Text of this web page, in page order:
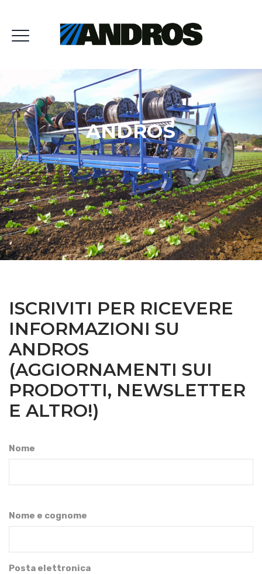
ANDROS
ISCRIVITI PER RICEVERE
INFORMAZIONI SU
ANDROS
(AGGIORNAMENTI SUI
PRODOTTI, NEWSLETTER
E ALTRO!)
Nome
Nome e cognome
Posta elettronica